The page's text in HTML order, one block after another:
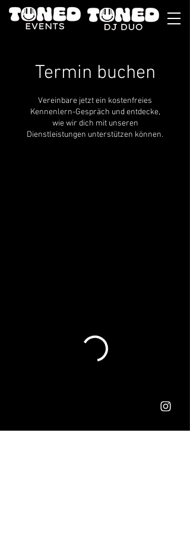
Termin buchen
Vereinbare jetzt ein kostenfreies
Kennenlern-Gespräch und entdecke,
wie wir dich mit unseren
Dienstleistungen unterstützen können.